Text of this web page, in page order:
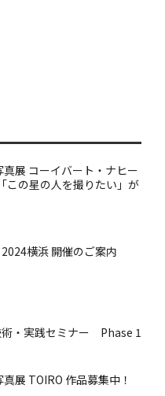
展 コーイバート・ナヒー
の星の人を撮りたい」が
横浜 開催のご案内
術・実践セミナー Phase 1
展 TOIRO 作品募集中！